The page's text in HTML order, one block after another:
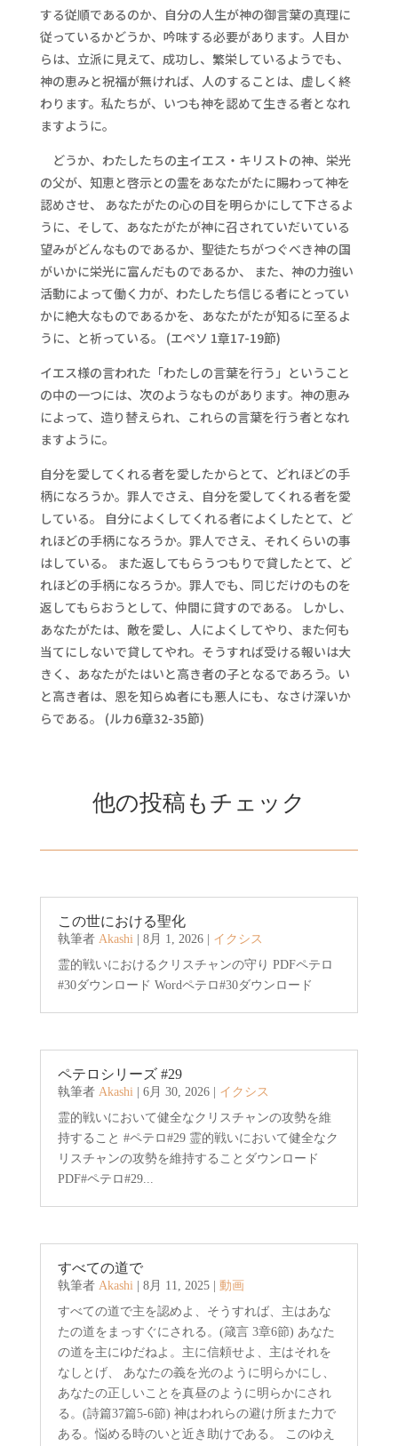
する従順であるのか、自分の人生が神の御言葉の真理に
従っているかどうか、吟味する必要があります。人目か
らは、立派に見えて、成功し、繁栄しているようでも、
神の恵みと祝福が無ければ、人のすることは、虚しく終
わります。私たちが、いつも神を認めて生きる者となれ
ますように。
どうか、わたしたちの主イエス・キリストの神、栄光
の父が、知恵と啓示との霊をあなたがたに賜わって神を
認めさせ、 あなたがたの心の目を明らかにして下さるよ
うに、そして、あなたがたが神に召されていだいている
望みがどんなものであるか、聖徒たちがつぐべき神の国
がいかに栄光に富んだものであるか、 また、神の力強い
活動によって働く力が、わたしたち信じる者にとってい
かに絶大なものであるかを、あなたがたが知るに至るよ
うに、と祈っている。 (エペソ 1章17-19節)
イエス様の言われた「わたしの言葉を行う」ということ
の中の一つには、次のようなものがあります。神の恵み
によって、造り替えられ、これらの言葉を行う者となれ
ますように。
自分を愛してくれる者を愛したからとて、どれほどの手
柄になろうか。罪人でさえ、自分を愛してくれる者を愛
している。 自分によくしてくれる者によくしたとて、ど
れほどの手柄になろうか。罪人でさえ、それくらいの事
はしている。 また返してもらうつもりで貸したとて、ど
れほどの手柄になろうか。罪人でも、同じだけのものを
返してもらおうとして、仲間に貸すのである。 しかし、
あなたがたは、敵を愛し、人によくしてやり、また何も
当てにしないで貸してやれ。そうすれば受ける報いは大
きく、あなたがたはいと高き者の子となるであろう。い
と高き者は、恩を知らぬ者にも悪人にも、なさけ深いか
らである。 (ルカ6章32-35節)
他の投稿もチェック
この世における聖化
執筆者 Akashi| 8月 1, 2026| イクシス
霊的戦いにおけるクリスチャンの守り PDFペテロ
#30ダウンロード Wordペテロ#30ダウンロード
ペテロシリーズ #29
執筆者 Akashi| 6月 30, 2026| イクシス
霊的戦いにおいて健全なクリスチャンの攻勢を維
持すること #ペテロ#29 霊的戦いにおいて健全なク
リスチャンの攻勢を維持することダウンロード
PDF#ペテロ#29...
すべての道で
執筆者 Akashi| 8月 11, 2025| 動画
すべての道で主を認めよ、そうすれば、主はあな
たの道をまっすぐにされる。(箴言 3章6節) あなた
の道を主にゆだねよ。主に信頼せよ、主はそれを
なしとげ、 あなたの義を光のように明らかにし、
あなたの正しいことを真昼のように明らかにされ
る。(詩篇37篇5-6節) 神はわれらの避け所また力で
ある。悩める時のいと近き助けである。 このゆえ